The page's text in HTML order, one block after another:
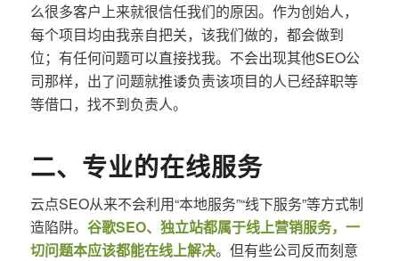
么很多客户上来就很信任我们的原因。作为创始人，
每个项目均由我亲自把关，该我们做的，都会做到
位；有任何问题可以直接找我。不会出现其他SEO公
司那样，出了问题就推诿负责该项目的人已经辞职等
等借口，找不到负责人。
二、专业的在线服务
云点SEO从来不会利用“本地服务”“线下服务”等方式制
造陷阱。 谷歌SEO、独立站都属于线上营销服务，一
切问题本应该都能在线上解决。但有些公司反而刻意